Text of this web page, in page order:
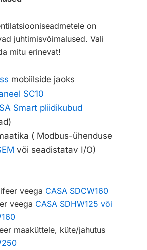
on
juhtimisvõimalused. Vali
mitu erinevat!
mobiilside jaoks
SC10
Smart pliidikubud
( Modbus-ühenduse
või seadistatav I/O)
veega CASA SDCW160
veega CASA SDHW125 või
maaküttele, küte/jahutus